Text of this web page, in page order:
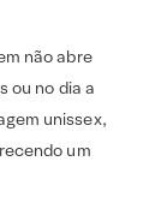
não abre
ou no dia a
unissex,
um